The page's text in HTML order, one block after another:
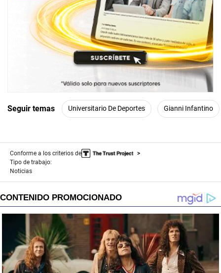
Seguir temas Universitario De Deportes Gianni Infantino
Conforme a los criterios de
Tipo de trabajo:
Noticias